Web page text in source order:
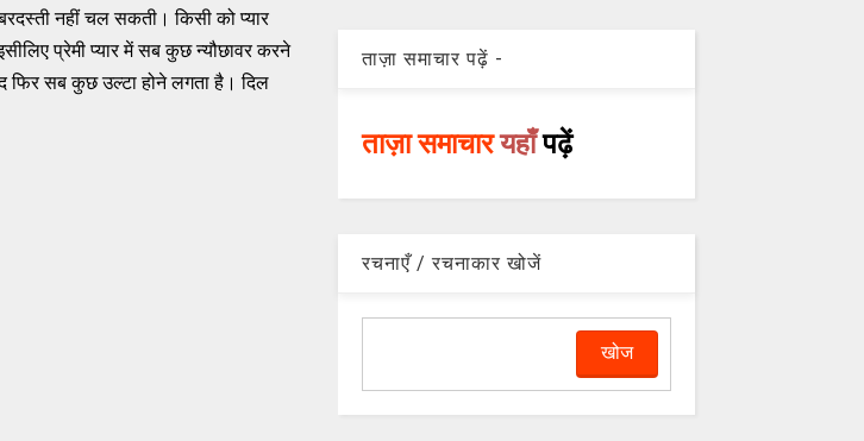
नहीं चल सकती। किसी को प्यार
प्रेमी प्यार में सब कुछ न्यौछावर करने
फिर सब कुछ उल्टा होने लगता है। दिल
ताज़ा समाचार पढ़ें -
ताज़ा समाचारयहाँपढ़ें
रचनाएँ / रचनाकार खोजें